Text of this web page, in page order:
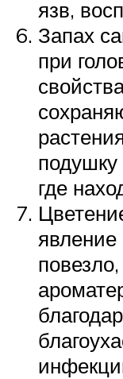
язв,
Запах
при
подушку
где
явление